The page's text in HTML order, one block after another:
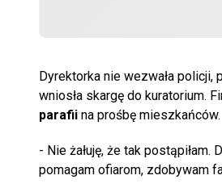
Dyrektorka nie wezwała policji,
wniosła skargę do kuratorium.
parafii na prośbę mieszkańców.
- Nie żałuję, że tak postąpiłam.
pomagam ofiarom, zdobywam